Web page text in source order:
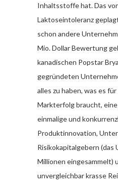
Inhaltsstoffe hat. Das
Laktoseintoleranz
schon andere
Mio. Dollar Bewertung
kanadischen Popstar
gegründeten
alles zu haben, was es
Markterfolg braucht,
einmalige und
Produktinnovation,
Risikokapitalgebern
Millionen eingesammelt)
unvergleichbar krasse